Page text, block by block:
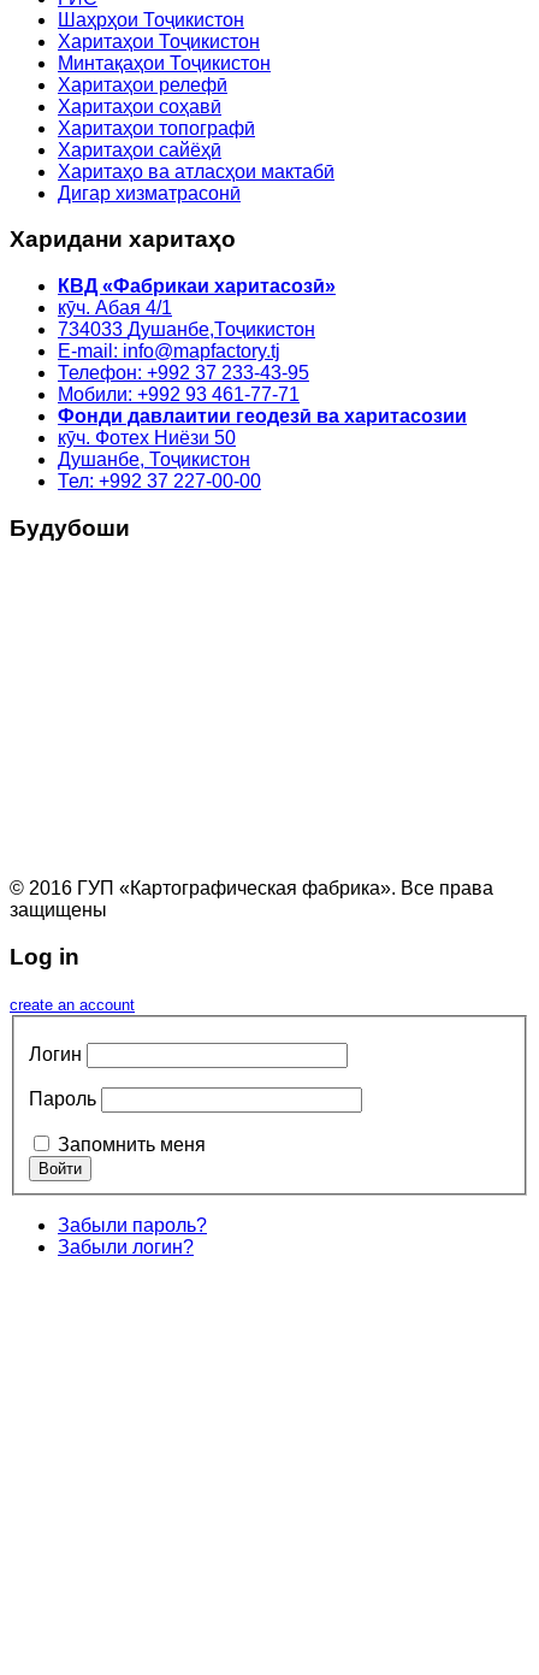
Шаҳрҳои Тоҷикистон
Харитаҳои Тоҷикистон
Минтақаҳои Тоҷикистон
Харитаҳои релефӣ
Харитаҳои соҳавӣ
Харитаҳои топографӣ
Харитаҳои сайёҳӣ
Харитаҳо ва атласҳои мактабӣ
Дигар хизматрасонӣ
Харидани харитаҳо
КВД «Фабрикаи харитасозӣ»
кӯч. Абая 4/1
734033 Душанбе,Тоҷикистон
E-mail: info@mapfactory.tj
Телефон: +992 37 233-43-95
Мобили: +992 93 461-77-71
Фонди давлаитии геодезӣ ва харитасозии
кӯч. Фотех Ниёзи 50
Душанбе, Тоҷикистон
Тел: +992 37 227-00-00
Будубоши
© 2016 ГУП «Картографическая фабрика». Все права
защищены
Log in
create an account
Логин
Пароль
Запомнить меня
Забыли пароль?
Забыли логин?